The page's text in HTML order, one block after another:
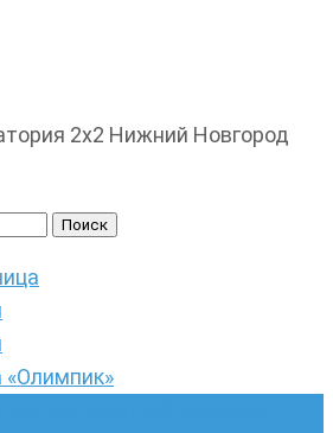
2х2 Нижний Новгород